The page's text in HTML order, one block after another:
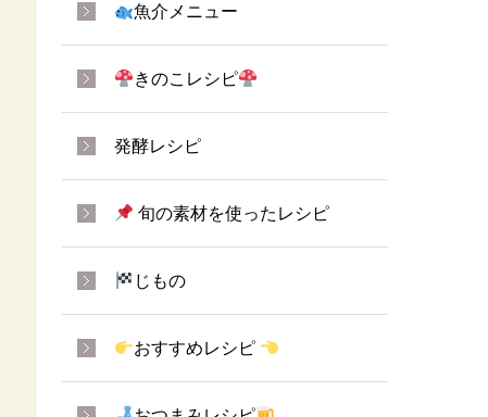
魚介メニュー
きのこレシピ
発酵レシピ
旬の素材を使ったレシピ
じもの
おすすめレシピ